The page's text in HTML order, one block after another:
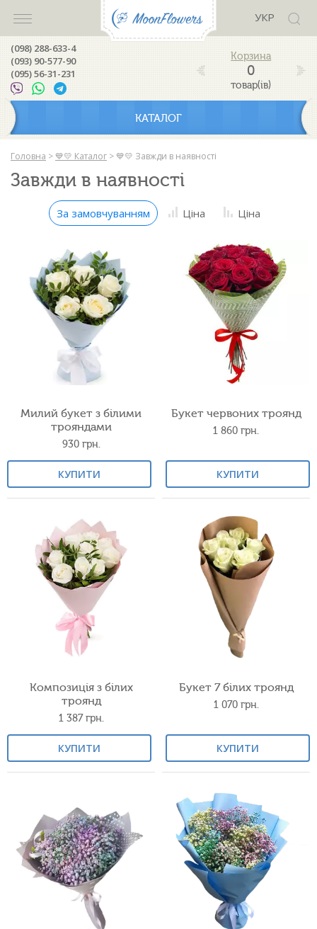
УКР
(098) 288-633-4
(093) 90-577-90
(095) 56-31-231
0
товар(ів)
КАТАЛОГ
Головна > 💙💛 Каталог > 💙💛 Завжди в наявності
Завжди в наявності
За замовчуванням Ціна Ціна
Милий букет з білими
трояндами
930 грн.
КУПИТИ
Букет червоних троянд
1 860 грн.
КУПИТИ
Композиція з білих
троянд
1 387грн.
КУПИТИ
Букет 7 білих троянд
1 070 грн.
КУПИТИ